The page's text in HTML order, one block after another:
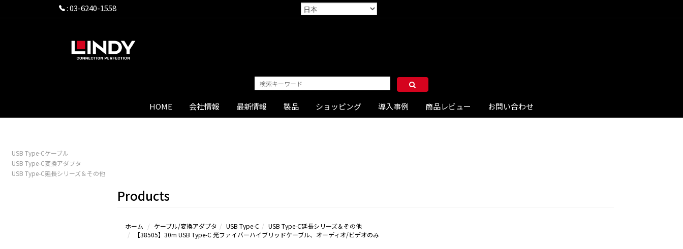
:03-6240-1558
HOME 会社情報 最新情報 製品 ショッピング 導入事例 商品レビュー お問い合わせ
USB Type-Cケーブル
USB Type-C変換アダプタ
USB Type-C延長シリーズ＆その他
Products
ホーム ケーブル/変換アダプタ USB Type-C
USB Type-C延長シリーズ＆その他
【38505】30m USB Type-C 光ファイバーハイブリッドケーブル、オーディオ/ビデオのみ